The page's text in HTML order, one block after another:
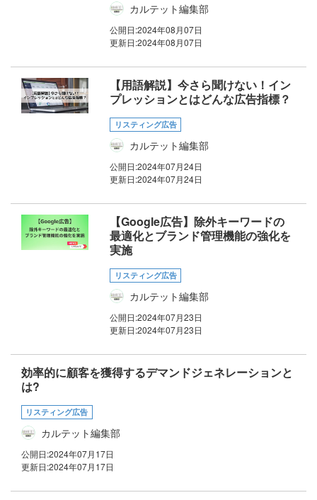
カルテット編集部
公開日:2024年08月07日
更新日:2024年08月07日
【用語解説】今さら聞けない！イン
プレッションとはどんな広告指標？
リスティング広告
カルテット編集部
公開日:2024年07月24日
更新日:2024年07月24日
【Google広告】除外キーワードの
最適化とブランド管理機能の強化を
実施
リスティング広告
カルテット編集部
公開日:2024年07月23日
更新日:2024年07月23日
効率的に顧客を獲得するデマンドジェネレーションと
は?
リスティング広告
カルテット編集部
公開日:2024年07月17日
更新日:2024年07月17日